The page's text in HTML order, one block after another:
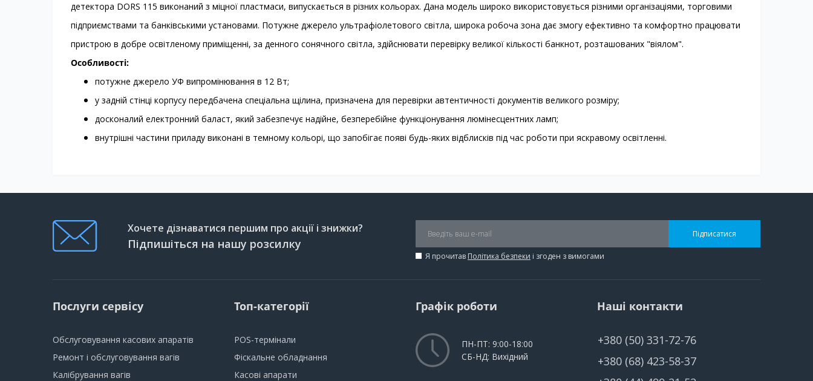
детектора DORS 115 виконаний з міцної пластмаси, випускається в різних кольорах. Дана модель широко використовується різними організаціями, торговими
підприємствами та банківськими установами. Потужне джерело ультрафіолетового світла, широка робоча зона дає змогу ефективно та комфортно працювати
пристрою в добре освітленому приміщенні, за денного сонячного світла, здійснювати перевірку великої кількості банкнот, розташованих "віялом".
Особливості:
потужне джерело УФ випромінювання в 12 Вт;
у задній стінці корпусу передбачена спеціальна щілина, призначена для перевірки автентичності документів великого розміру;
досконалий електронний баласт, який забезпечує надійне, безперебійне функціонування люмінесцентних ламп;
внутрішні частини приладу виконані в темному кольорі, що запобігає появі будь-яких відблисків під час роботи при яскравому освітленні.
Хочете дізнаватися першим про акції і знижки?
Підпишіться на нашу розсилку
Підписатися
Я прочитав Політика безпеки і згоден з вимогами
Послуги сервісу
Обслуговування касових апаратів
Ремонт і обслуговування вагів
Калібрування вагів
Топ-категорії
POS-термінали
Фіскальне обладнання
Касові апарати
Графік роботи
ПН-ПТ: 9:00-18:00
СБ-НД: Вихідний
Наші контакти
+380 (50) 331-72-76
+380 (68) 423-58-37